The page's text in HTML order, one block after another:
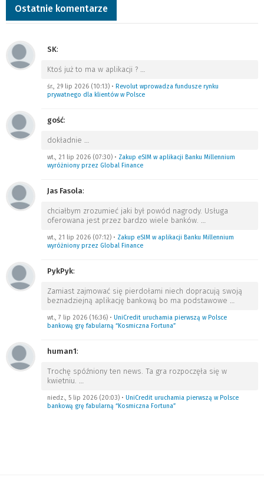
Ostatnie komentarze
SK:
Ktoś już to ma w aplikacji ? …
śr., 29 lip 2026 (10:13) • Revolut wprowadza fundusze rynku
prywatnego dla klientów w Polsce
gość:
dokładnie …
wt., 21 lip 2026 (07:30) • Zakup eSIM w aplikacji Banku Millennium
wyróżniony przez Global Finance
Jas Fasola:
chciałbym zrozumieć jaki był powód nagrody. Usługa
oferowana jest przez bardzo wiele banków. …
wt., 21 lip 2026 (07:12) • Zakup eSIM w aplikacji Banku Millennium
wyróżniony przez Global Finance
PykPyk:
Zamiast zajmować się pierdołami niech dopracują swoją
beznadziejną aplikację bankową bo ma podstawowe …
wt., 7 lip 2026 (16:36) • UniCredit uruchamia pierwszą w Polsce
bankową grę fabularną “Kosmiczna Fortuna”
human1:
Trochę spóźniony ten news. Ta gra rozpoczęła się w
kwietniu. …
niedz., 5 lip 2026 (20:03) • UniCredit uruchamia pierwszą w Polsce
bankową grę fabularną “Kosmiczna Fortuna”